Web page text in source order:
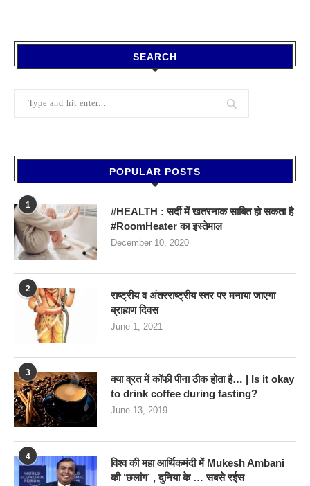
SEARCH
POPULAR POSTS
1
#HEALTH : सर्दी में खतरनाक साबित हो सकता है
#RoomHeater का इस्तेमाल
December 10, 2020
2
राष्ट्रीय व अंतरराष्ट्रीय स्तर पर मनाया जाएगा
ब्राह्मण दिवस
June 1, 2021
3
क्या व्रत में कॉफी पीना ठीक होता है… | Is it okay
to drink coffee during fasting?
June 13, 2019
4
विश्व की महा आर्थिकमंदी में Mukesh Ambani
की ‘छलांग’ , दुनिया के … सबसे रईस